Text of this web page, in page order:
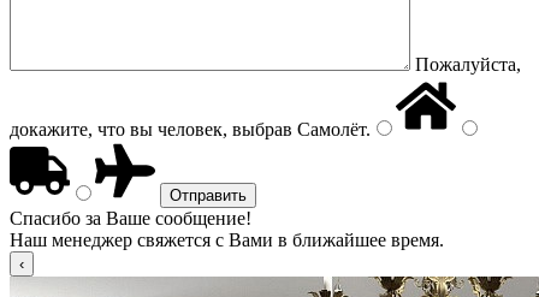
Пожалуйста,
докажите, что вы человек, выбрав Самолёт.
Спасибо за Ваше сообщение!
Наш менеджер свяжется с Вами в ближайшее время.